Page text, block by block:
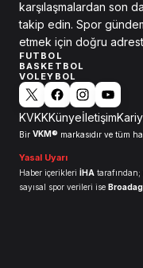
karşılaşmalardan son
takip edin. Spor
etmek için doğru
FUTBOL
BASKETBOL
VOLEYBOL
KVKKKünyeİletişim
Bir VKM® markasıdır ve tüm
Yasal Uyarı
Haber içerikleri İHA
sayısal spor verileri ise